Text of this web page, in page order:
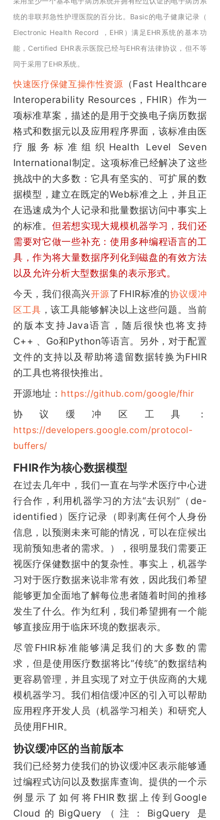
统的非联邦急性护理医院的百分比。Basic的电子健康记录（
Electronic Health Record ，EHR）满足EHR系统的基本功
能，Certified EHR表示医院已经与EHR有法律协议，但不等
同于采用了EHR系统。
快速医疗保健互操作性资源
（Fast Healthcare
Interoperability Resources，FHIR）作为一
项标准草案，描述的是用于交换电子病历数据
格式和数据元以及应用程序界面，该标准由医
疗服务标准组织Health Level Seven
International制定。这项标准已经解决了这些
挑战中的大多数：它具有坚实的、可扩展的数
据模型，建立在既定的Web标准之上，并且正
在迅速成为个人记录和批量数据访问中事实上
的标准。 但若想实现大规模机器学习，我们还
需要对它做一些补充 ：使用多种编程语言的工
具，作为将大量数据序列化到磁盘的有效方法
以及允许分析大型数据集的表示形式。
今天，我们很高兴开源了FHIR标准的协议缓冲
区工具 ，该工具能够解决以上这些问题。当前
的版本支持Java语言，随后很快也将支持
C++ 、Go和Python等语言。另外，对于配置
文件的支持以及帮助将遗留数据转换为FHIR
的工具也将很快推出。
开源地址： https://github.com/google/fhir
协议缓冲区工具：
https://developers.google.com/protocol-
buffers/
FHIR作为核心数据模型
在过去几年中，我们一直在与学术医疗中心进
行合作，利用机器学习的方法“去识别”（de-
identified）医疗记录（即剥离任何个人身份
信息，以预测未来可能的情况，可以在症候出
现前预知患者的需求。），很明显我们需要正
视医疗保健数据中的复杂性。事实上，机器学
习对于医疗数据来说非常有效，因此我们希望
能够更加全面地了解每位患者随着时间的推移
发生了什么。作为红利，我们希望拥有一个能
够直接应用于临床环境的数据表示。
尽管FHIR标准能够满足我们的大多数的需
求，但是使用医疗数据将比“传统”的数据结构
更容易管理，并且实现了对立于供应商的大规
模机器学习。我们相信缓冲区的引入可以帮助
应用程序开发人员（机器学习相关）和研究人
员使用FHIR。
协议缓冲区的当前版本
我们已经努力使我们的协议缓冲区表示能够通
过编程式访问以及数据库查询。提供的一个示
例显示了如何将FHIR数据上传到Google
Cloud的BigQuery（注：BigQuery 是